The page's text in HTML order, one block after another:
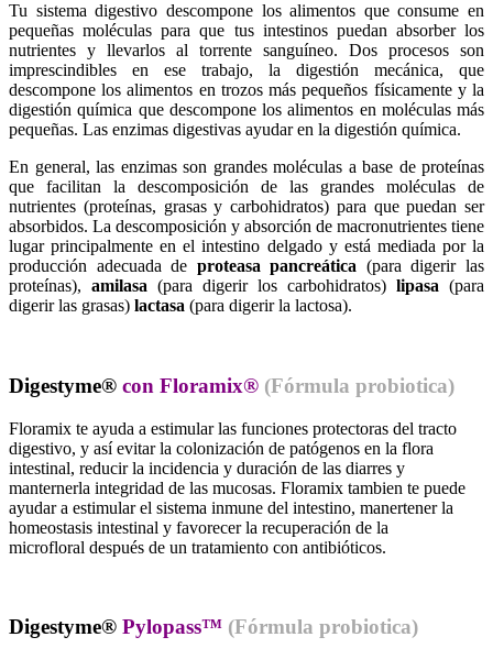
Tu sistema digestivo descompone los alimentos que consume en
pequeñas moléculas para que tus intestinos puedan absorber los
nutrientes y llevarlos al torrente sanguíneo. Dos procesos son
imprescindibles en ese trabajo, la digestión mecánica, que
descompone los alimentos en trozos más pequeños físicamente y la
digestión química que descompone los alimentos en moléculas más
pequeñas. Las enzimas digestivas ayudar en la digestión química.
En general, las enzimas son grandes moléculas a base de proteínas
que facilitan la descomposición de las grandes moléculas de
nutrientes (proteínas, grasas y carbohidratos) para que puedan ser
absorbidos. La descomposición y absorción de macronutrientes tiene
lugar principalmente en el intestino delgado y está mediada por la
producción adecuada de proteasa pancreática (para digerir las
proteínas), amilasa (para digerir los carbohidratos) lipasa (para
digerir las grasas) lactasa (para digerir la lactosa).
Digestyme® con Floramix® (Fórmula probiotica)
Floramix te ayuda a estimular las funciones protectoras del tracto
digestivo, y así evitar la colonización de patógenos en la flora
intestinal, reducir la incidencia y duración de las diarres y
manternerla integridad de las mucosas. Floramix tambien te puede
ayudar a estimular el sistema inmune del intestino, manertener la
homeostasis intestinal y favorecer la recuperación de la
microfloral después de un tratamiento con antibióticos.
Digestyme® Pylopass™ (Fórmula probiotica)